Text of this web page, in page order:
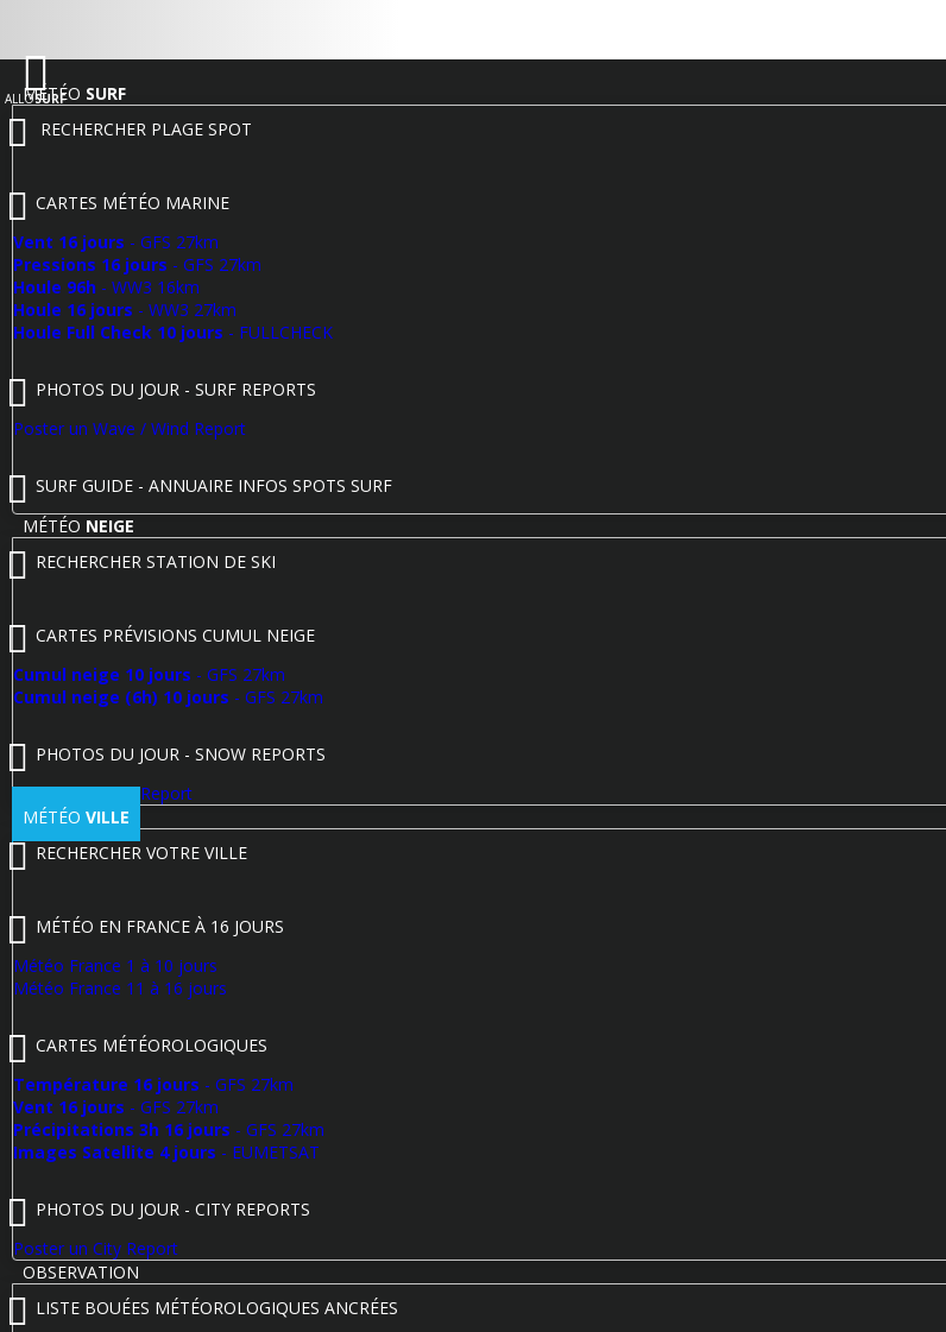
ALLOSURF
MÉTÉO SURF
RECHERCHER PLAGE SPOT
CARTES MÉTÉO MARINE
Vent 16 jours - GFS 27km
Pressions 16 jours - GFS 27km
Houle 96h - WW3 16km
Houle 16 jours - WW3 27km
Houle Full Check 10 jours - FULLCHECK
PHOTOS DU JOUR - SURF REPORTS
Poster un Wave / Wind Report
SURF GUIDE - ANNUAIRE INFOS SPOTS SURF
MÉTÉO NEIGE
RECHERCHER STATION DE SKI
CARTES PRÉVISIONS CUMUL NEIGE
Cumul neige 10 jours - GFS 27km
Cumul neige (6h) 10 jours - GFS 27km
PHOTOS DU JOUR - SNOW REPORTS
Poster un Snow Report
MÉTÉO VILLE
RECHERCHER VOTRE VILLE
MÉTÉO EN FRANCE À 16 JOURS
Météo France 1 à 10 jours
Météo France 11 à 16 jours
CARTES MÉTÉOROLOGIQUES
Température 16 jours - GFS 27km
Vent 16 jours - GFS 27km
Précipitations 3h 16 jours - GFS 27km
Images Satellite 4 jours - EUMETSAT
PHOTOS DU JOUR - CITY REPORTS
Poster un City Report
OBSERVATION
LISTE BOUÉES MÉTÉOROLOGIQUES ANCRÉES